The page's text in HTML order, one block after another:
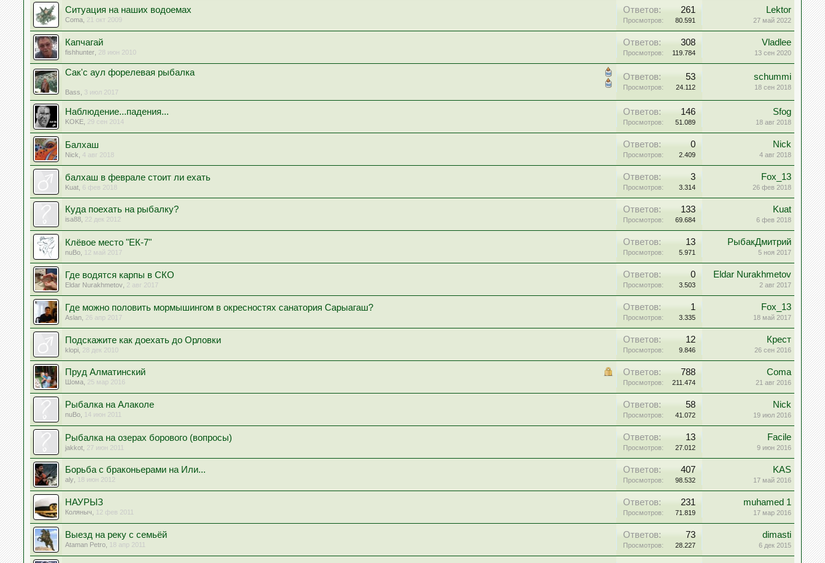
Ситуация на наших водоемах
Coma 21 окт 2009
Ответов: 261
Просмотров: 80.591
Lektor
27 май 2022
Капчагай
fishhunter 28 июн 2010
Ответов: 308
Просмотров: 119.784
Vladlee
13 сен 2020
Сак'c аул форелевая рыбалка
Bass 3 июл 2017
Ответов: 53
Просмотров: 24.112
schummi
18 сен 2018
Наблюдение...падения...
KOKE 29 сен 2014
Ответов: 146
Просмотров: 51.089
Sfog
18 авг 2018
Балхаш
Nick 4 авг 2018
Ответов: 0
Просмотров: 2.409
Nick
4 авг 2018
балхаш в феврале стоит ли ехать
Kuat 6 фев 2018
Ответов: 3
Просмотров: 3.314
Fox_13
26 фев 2018
Куда поехать на рыбалку?
isa88 22 дек 2012
Ответов: 133
Просмотров: 69.684
Kuat
6 фев 2018
Клёвое место "ЕК-7"
nuBo 12 май 2017
Ответов: 13
Просмотров: 5.971
РыбакДмитрий
5 ноя 2017
Где водятся карпы в СКО
Eldar Nurakhmetov 2 авг 2017
Ответов: 0
Просмотров: 3.503
Eldar Nurakhmetov
2 авг 2017
Где можно половить мормышингом в окресностях санатория Сарыагаш?
Aslan 26 апр 2017
Ответов: 1
Просмотров: 3.335
Fox_13
18 май 2017
Подскажите как доехать до Орловки
klopi 28 дек 2010
Ответов: 12
Просмотров: 9.846
Крест
26 сен 2016
Пруд Алматинский
Шома 25 мар 2016
Ответов: 788
Просмотров: 211.474
Coma
21 авг 2016
Рыбалка на Алаколе
nuBo 14 июн 2011
Ответов: 58
Просмотров: 41.072
Nick
19 июл 2016
Рыбалка на озерах борового (вопросы)
jakkot 27 июн 2011
Ответов: 13
Просмотров: 27.012
Facile
9 июн 2016
Борьба с браконьерами на Или...
aly 18 июн 2012
Ответов: 407
Просмотров: 98.532
KAS
17 май 2016
НАУРЫЗ
Коляныч 12 фев 2011
Ответов: 231
Просмотров: 71.819
muhamed 1
17 мар 2016
Выезд на реку с семьёй
Ataman Petro 18 апр 2011
Ответов: 73
Просмотров: 28.227
dimasti
6 дек 2015